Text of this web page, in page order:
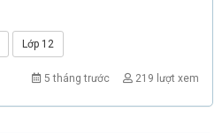
Lớp 12
219 lượt xem
5 tháng trước